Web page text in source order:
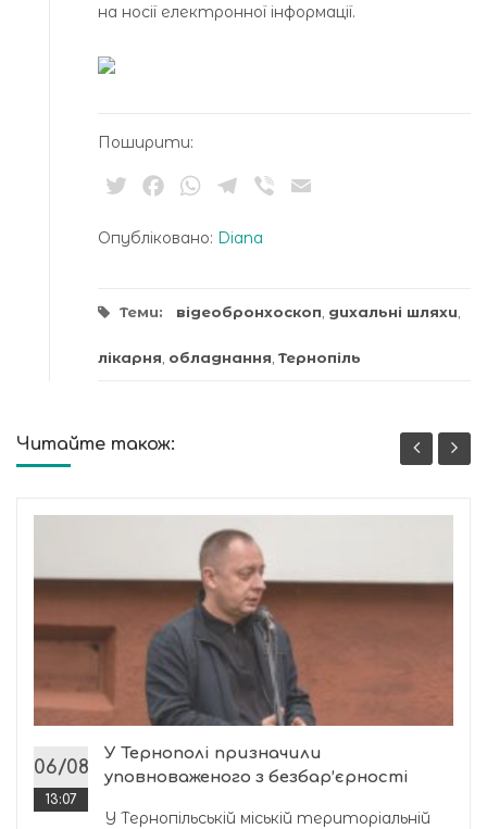
на носії електронної інформації.
Поширити:
TwitterFacebookWhatsApp
Telegram
Viber
Опубліковано: Diana
Теми: відеобронхоскоп, дихальні шляхи,
лікарня, обладнання, Тернопіль
Читайте також:
06/08
13:07
У Тернополі призначили
уповноваженого з безбар’єрності
У Тернопільській міській територіальній